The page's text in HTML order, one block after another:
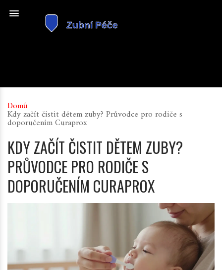
Domů
Kdy začít čistit dětem zuby? Průvodce pro rodiče s
doporučením Curaprox
KDY ZAČÍT ČISTIT DĚTEM ZUBY?
PRŮVODCE PRO RODIČE S
DOPORUČENÍM CURAPROX